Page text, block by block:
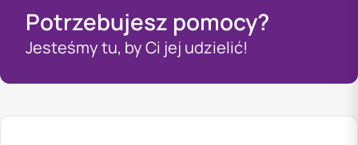
Potrzebujesz pomocy?
Jesteśmy tu, by Ci jej udzielić!